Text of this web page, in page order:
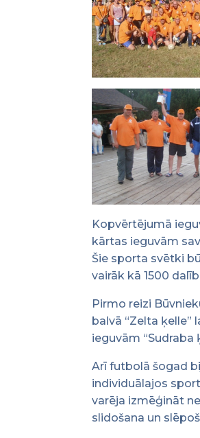
Kopvērtējumā
kārtas ieguvām
Šie sporta svētki
vairāk kā 1500
Pirmo reizi
balvā “Zelta
ieguvām “Sudraba
Arī futbolā šogad
individuālajos
varēja izmēģināt
slidošana un